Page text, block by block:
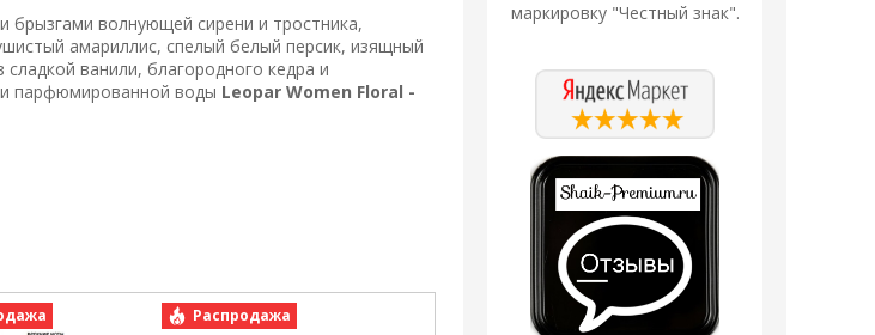
маркировку "Честный знак".
волнующей сирени и тростника,
амариллис, спелый белый персик, изящный
ванили, благородного кедра и
парфюмированной воды Leopar Women Floral -
Распродажа Распродажа Распродажа